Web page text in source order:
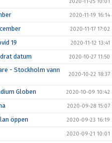
2020-11-19 16:14
2020-11-17 17:02
19 2020-11-12 13:41
datum 2020-10-27 11:50
- Stockholm vann
2020-10-22 18:37
Globen 2020-10-09 10:42
2020-09-28 15:07
öppen 2020-09-23 16:19
2020-09-21 10:01